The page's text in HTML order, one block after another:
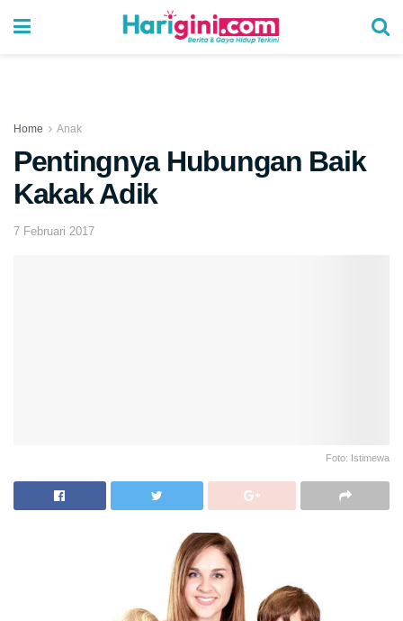
Home Anak
Pentingnya Hubungan Baik
Kakak Adik
7 Februari 2017
Foto: Istimewa